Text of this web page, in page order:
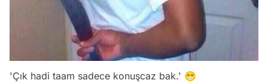
'Çık hadi taam sadece konuşcaz bak.' 😁